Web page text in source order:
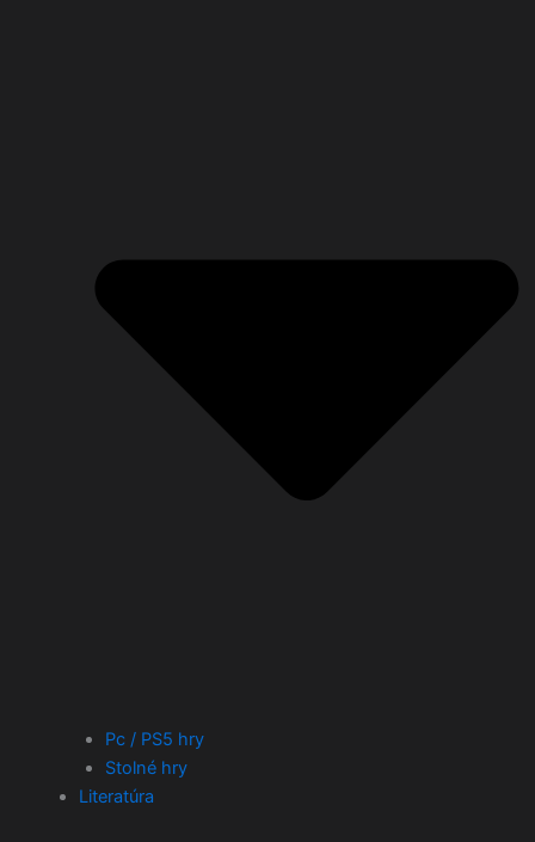
Pc / PS5 hry
Stolné hry
Literatúra